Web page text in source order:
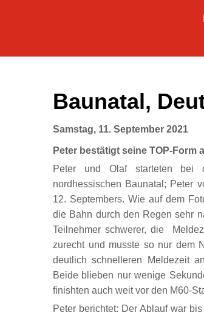
Baunatal,
Samstag, 11. September 2021
Peter bestätigt seine TOP-
Peter und Olaf starteten bei
nordhessischen Baunatal; Peter
12. Septembers. Wie auf dem
die Bahn durch den Regen sehr
Teilnehmer schwerer, die
zurecht und musste so nur dem
deutlich schnelleren Meldezeit
Beide blieben nur wenige
finishten auch weit vor den M60-
Peter berichtet: Der Ablauf war